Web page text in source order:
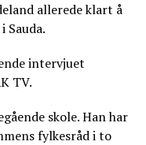
allerede klart å
intervjuet
TV.
skole. Han har
fylkesråd i to